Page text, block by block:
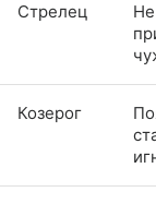
Стрелец
Козерог